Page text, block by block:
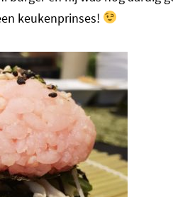
keukenprinses!